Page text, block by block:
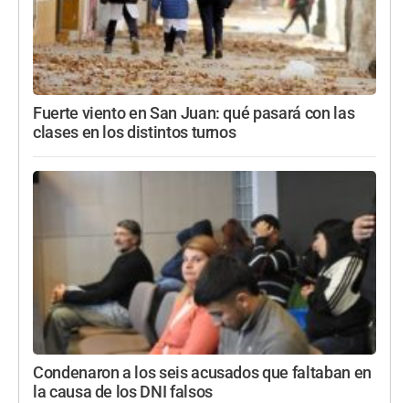
Fuerte viento en San Juan: qué pasará con las
clases en los distintos turnos
Condenaron a los seis acusados que faltaban en
la causa de los DNI falsos